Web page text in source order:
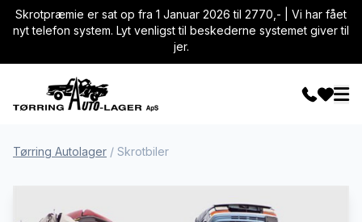
Skrotpræmie er sat op fra 1 Januar 2026 til 2770,- | Vi har fået
nyt telefon system. Lyt venligst til beskederne systemet giver til
jer.
Tørring Autolager / Skrotbiler